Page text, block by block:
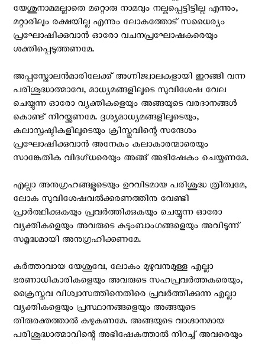
യേശുനാമമല്ലാതെ മറ്റൊരു നാമവും നല്കപ്പെട്ടിട്ടില്ല എന്നും,
മറ്റാരിലും രക്ഷയില്ല എന്നും ലോകത്തോട്‌ സധൈര്യം
പ്രഘോഷിക്കുവാന്‍ ഓരോ വചനപ്രഘോഷകരെയും
ശക്തിപ്പെടുത്തണമേ.
അപ്പസ്തോലന്‍മാരിലേക്ക് അഗ്നിജ്വാലകളായി ഇറങ്ങി വന്ന
പരിശുദ്ധാത്മാവേ, മാധ്യമങ്ങളിലൂടെ സുവിശേഷ വേല
ചെയ്യുന്ന ഓരോ വ്യക്തികളെയും അങ്ങയുടെ വരദാനങ്ങൾ
കൊണ്ട് നിറയ്ക്കണമേ. ദൃശ്യമാധ്യമങ്ങളിലൂടെയും,
കലാസൃഷ്ടികളിലൂടെയും ക്രിസ്തുവിന്റെ സന്ദേശം
പ്രഘോഷിക്കുവാൻ അനേകം കലാകാരന്മാരെയും
സാങ്കേതിക വിദഗ്ധരെയും അങ്ങ് അഭിഷേകം ചെയ്യണമേ.
എല്ലാ അനുഗ്രഹങ്ങളുടെയും ഉറവിടമായ പരിശുദ്ധ ത്രിത്വമേ,
ലോക സുവിശേഷവൽക്കരണത്തിനു വേണ്ടി
പ്രാർത്ഥിക്കുകയും പ്രവർത്തിക്കുകയും ചെയ്യുന്ന ഓരോ
വ്യക്തികളെയും അവരുടെ കുടുംബാംഗങ്ങളെയും അവിടുന്ന്
സമൃദ്ധമായി അനുഗ്രഹിക്കണമേ.
കർത്താവായ യേശുവേ, ലോകം മുഴുവനുമുള്ള എല്ലാ
ഭരണാധികാരികളെയും അവരുടെ സഹപ്രവർത്തകരെയും,
ക്രൈസ്തവ വിശ്വാസത്തിനെതിരെ പ്രവർത്തിക്കുന്ന എല്ലാ
വ്യക്തികളെയും പ്രസ്ഥാനങ്ങളെയും അങ്ങയുടെ
തിരുരക്തത്താൽ കഴുകണമേ. അങ്ങയുടെ വാഗ്ദാനമായ
പരിശുദ്ധാത്മാവിന്റെ അഭിഷേകത്താൽ നിറച്ച് അവരെയും